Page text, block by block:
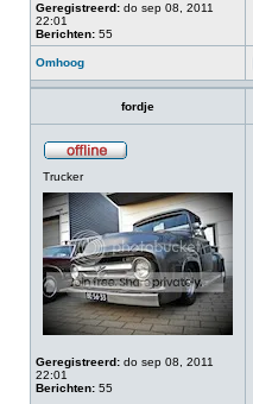
Geregistreerd: do sep 08, 2011
22:01
Berichten: 55
Omhoog
fordje
Trucker
Geregistreerd: do sep 08, 2011
22:01
Berichten: 55